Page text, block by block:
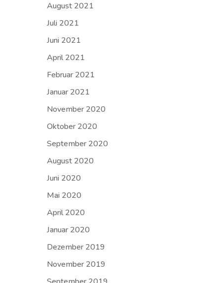
August 2021
Juli 2021
Juni 2021
April 2021
Februar 2021
Januar 2021
November 2020
Oktober 2020
September 2020
August 2020
Juni 2020
Mai 2020
April 2020
Januar 2020
Dezember 2019
November 2019